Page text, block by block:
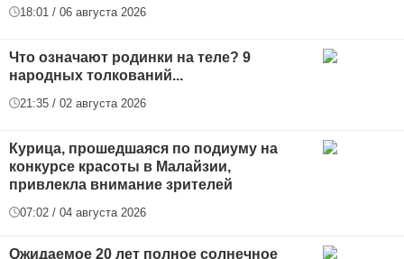
18:01 / 06 августа 2026
Что означают родинки на теле? 9
народных толкований...
21:35 / 02 августа 2026
Курица, прошедшаяся по подиуму на
конкурсе красоты в Малайзии,
привлекла внимание зрителей
07:02 / 04 августа 2026
Ожидаемое 20 лет полное солнечное